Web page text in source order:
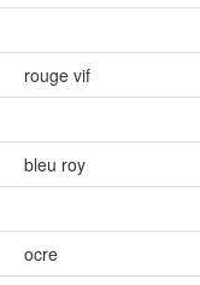
rouge vif
bleu roy
ocre